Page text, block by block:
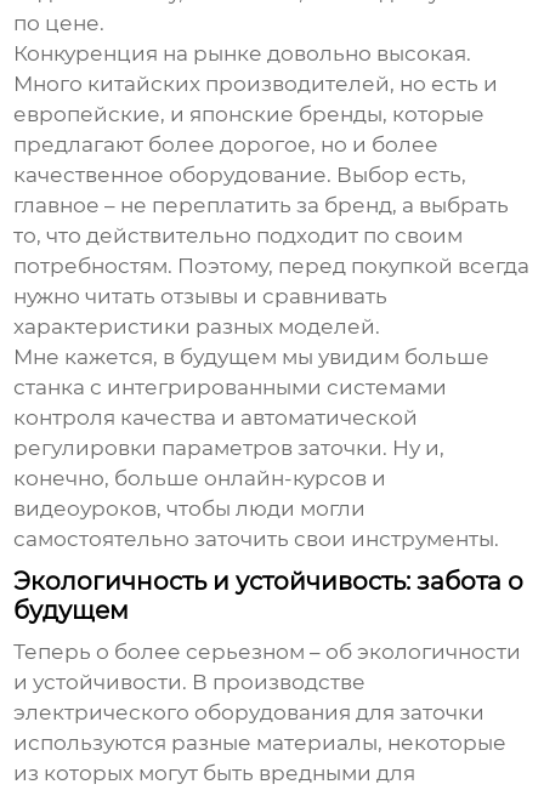
по цене.
Конкуренция на рынке довольно высокая.
Много китайских производителей, но есть и
европейские, и японские бренды, которые
предлагают более дорогое, но и более
качественное оборудование. Выбор есть,
главное – не переплатить за бренд, а выбрать
то, что действительно подходит по своим
потребностям. Поэтому, перед покупкой всегда
нужно читать отзывы и сравнивать
характеристики разных моделей.
Мне кажется, в будущем мы увидим больше
станка с интегрированными системами
контроля качества и автоматической
регулировки параметров заточки. Ну и,
конечно, больше онлайн-курсов и
видеоуроков, чтобы люди могли
самостоятельно заточить свои инструменты.
Экологичность и устойчивость: забота о
будущем
Теперь о более серьезном – об экологичности
и устойчивости. В производстве
электрического оборудования для заточки
используются разные материалы, некоторые
из которых могут быть вредными для